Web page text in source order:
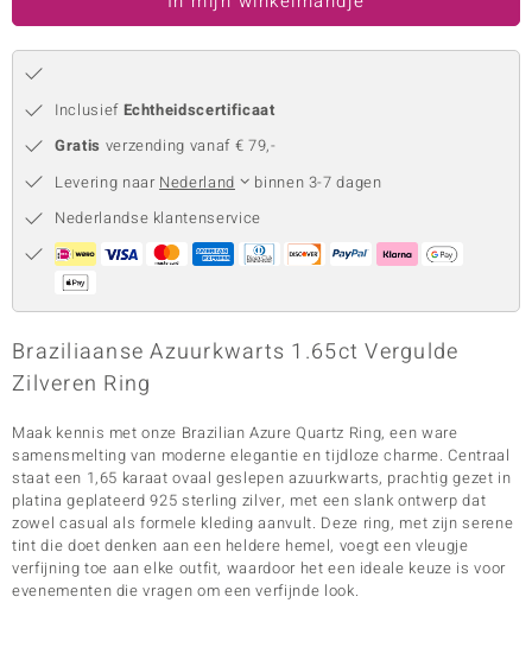
Inclusief Echtheidscertificaat
Gratis verzending vanaf € 79,-
Levering naar Nederland
binnen 3-7 dagen
Nederlandse klantenservice
Braziliaanse Azuurkwarts 1.65ct Vergulde
Zilveren Ring
Maak kennis met onze Brazilian Azure Quartz Ring, een ware
samensmelting van moderne elegantie en tijdloze charme. Centraal
staat een 1,65 karaat ovaal geslepen azuurkwarts, prachtig gezet in
platina geplateerd 925 sterling zilver, met een slank ontwerp dat
zowel casual als formele kleding aanvult. Deze ring, met zijn serene
tint die doet denken aan een heldere hemel, voegt een vleugje
verfijning toe aan elke outfit, waardoor het een ideale keuze is voor
evenementen die vragen om een verfijnde look.